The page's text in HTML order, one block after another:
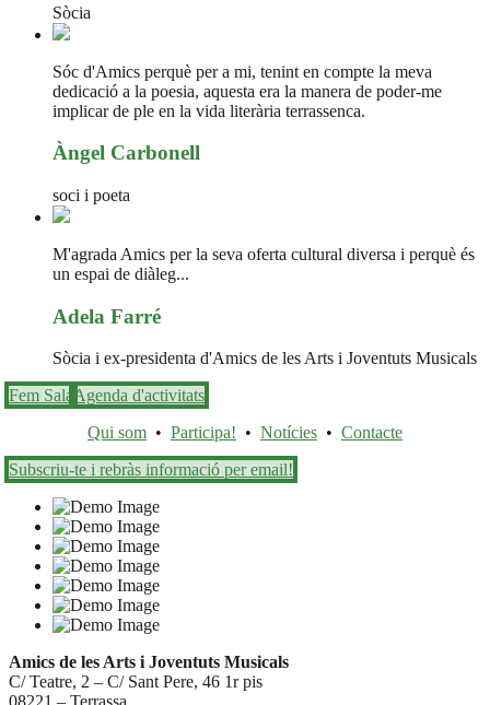
Sòcia
Sóc d'Amics perquè per a mi, tenint en compte la meva
dedicació a la poesia, aquesta era la manera de poder-me
implicar de ple en la vida literària terrassenca.
Àngel Carbonell
soci i poeta
M'agrada Amics per la seva oferta cultural diversa i perquè és
un espai de diàleg...
Adela Farré
Sòcia i ex-presidenta d'Amics de les Arts i Joventuts Musicals
Fem Sala Agenda d'activitats
Qui som • Participa! • Notícies • Contacte
Subscriu-te i rebràs informació per email!
Amics de les Arts i Joventuts Musicals
C/ Teatre, 2 – C/ Sant Pere, 46 1r pis